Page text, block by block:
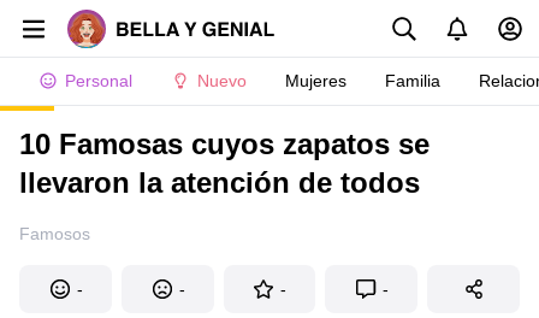
Personal Nuevo Mujeres Familia
10 Famosas cuyos zapatos se
llevaron la atención de todos
Famosos
- - - -